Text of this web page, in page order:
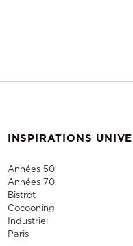
INSPIRATIONS
Années 50
Années 70
Bistrot
Cocooning
Industriel
Paris